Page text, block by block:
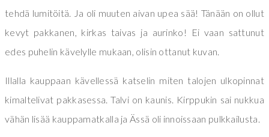
tehdä lumitöitä. Ja oli muuten aivan upea sää! Tänään on ollut
kevyt pakkanen, kirkas taivas ja aurinko! Ei vaan sattunut
edes puhelin kävelylle mukaan, olisin ottanut kuvan.
Illalla kauppaan kävellessä katselin miten talojen ulkopinnat
kimaltelivat pakkasessa. Talvi on kaunis. Kirppukin sai nukkua
vähän lisää kauppamatkalla ja Ässä oli innoissaan pulkkailusta.